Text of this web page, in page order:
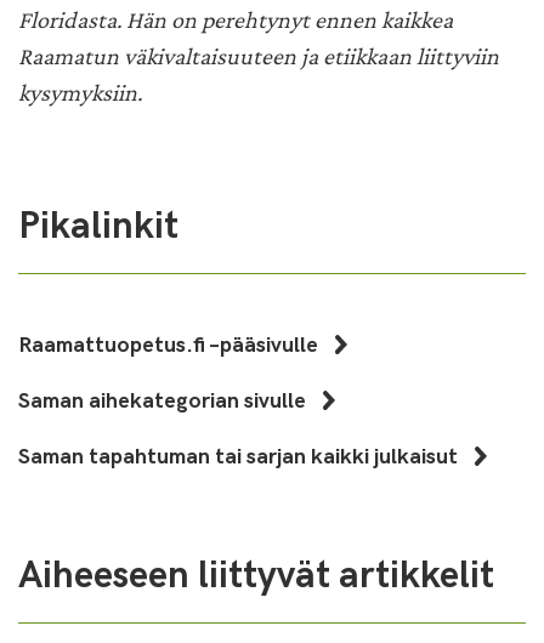
Floridasta. Hän on perehtynyt ennen kaikkea
Raamatun väkivaltaisuuteen ja etiikkaan liittyviin
kysymyksiin.
Pikalinkit
Raamattuopetus.fi –pääsivulle
Saman aihekategorian sivulle
Saman tapahtuman tai sarjan kaikki julkaisut
Aiheeseen liittyvät artikkelit